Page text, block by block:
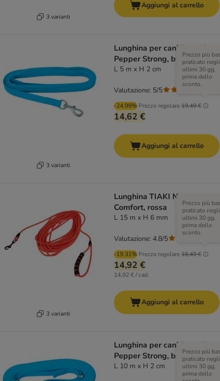
3 varianti
Aggiungi al carrello
3 varianti
Lunghina per cani Pawz &
Pepper Strong, blu
L 5 m x H 2 cm
-24.99% Prezzo regolare19,49 €
Prezzo più
praticato negli
ultimi 30 gg,
prima dello
sconto.
14,62 €
Valutazione: 5/5
Aggiungi al carrello
3 varianti
Lunghina TIAKI Neo
Comfort, rossa
L 15 m x H 6 mm
-19.31% Prezzo regolare18,49 €
Prezzo più
praticato negli
ultimi 30 gg,
prima dello
sconto.
14,92 €
14,92 € / cad.
Valutazione: 4.8/5
Aggiungi al carrello
Lunghina per cani Pawz &
Pepper Strong, blu
L 10 m x H 2 cm
Prezzo più
praticato negli
ultimi 30 gg,
prima dello